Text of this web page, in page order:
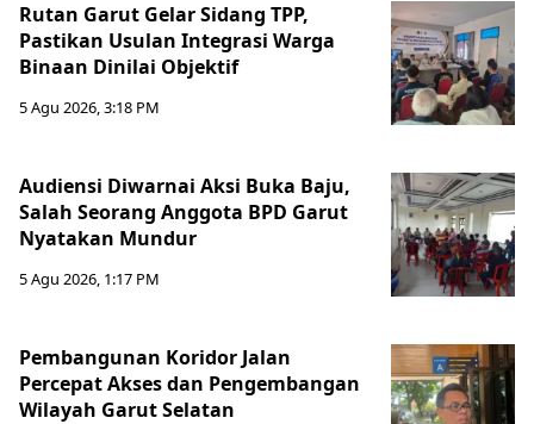
Rutan Garut Gelar Sidang TPP,
Pastikan Usulan Integrasi Warga
Binaan Dinilai Objektif
5 Agu 2026, 3:18 PM
Audiensi Diwarnai Aksi Buka Baju,
Salah Seorang Anggota BPD Garut
Nyatakan Mundur
5 Agu 2026, 1:17 PM
Pembangunan Koridor Jalan
Percepat Akses dan Pengembangan
Wilayah Garut Selatan